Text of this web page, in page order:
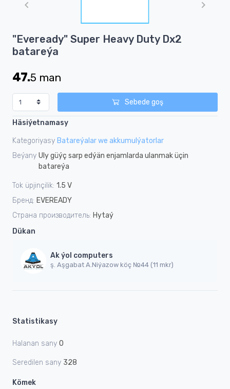
of
"Eveready" Super Heavy Duty Dх2
batareýa
47.5 man
Sebede goş
Häsiýetnamasy
Kategoriyasy Batareýalar we akkumulýatorlar
Beýany Uly güýç sarp edýän enjamlarda ulanmak üçin
batareýa
Tok üpjinçilik: 1.5 V
Бренд: EVEREADY
Страна производитель: Hytaý
Dükan
Ak ýol computers
ş. Aşgabat A.Niýazow köç №44 (11 mkr)
Statistikasy
Halanan sany 0
Seredilen sany 328
Kömek